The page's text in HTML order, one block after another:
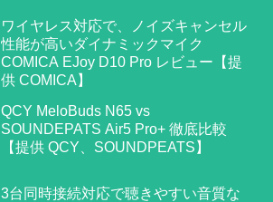
ワイヤレス対応で、ノイズキャンセル
性能が高いダイナミックマイク
COMICA EJoy D10 Pro レビュー【提
供 COMICA】
QCY MeloBuds N65 vs
SOUNDEPATS Air5 Pro+ 徹底比較
【提供 QCY、SOUNDPEATS】
3台同時接続対応で聴きやすい音質な